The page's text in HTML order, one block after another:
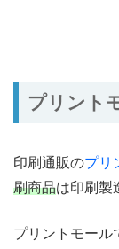
プリント
印刷通販のプリ
刷商品は印刷製
プリントモール